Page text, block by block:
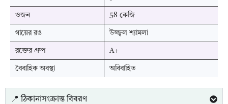
ওজন 58 কেজি
গায়ের রঙ উজ্জ্বল শ্যামলা
রক্তের গ্রুপ A+
বৈবাহিক অবস্থা অবিবাহিত
📍 ঠিকানাসংক্রান্ত বিবরণ